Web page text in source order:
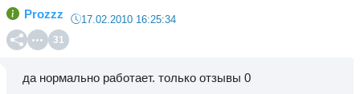
Prozzz 17.02.2010 16:25:34
31
да нормально работает. только отзывы 0